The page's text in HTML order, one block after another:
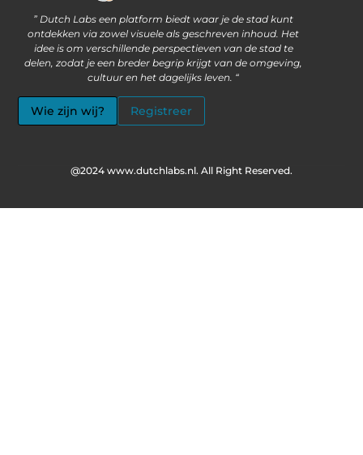
” Dutch Labs een platform biedt waar je de stad kunt
ontdekken via zowel visuele als geschreven inhoud. Het
idee is om verschillende perspectieven van de stad te
delen, zodat je een breder begrip krijgt van de omgeving,
cultuur en het dagelijks leven. “
Wie zijn wij? Registreer
@2024 www.dutchlabs.nl. All Right Reserved.